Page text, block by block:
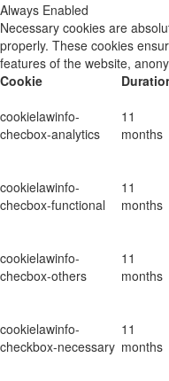
Always Enabled
Necessary cookies are
properly. These cookies
features of the website,
Cookie
cookielawinfo-
checbox-analytics
11
months
cookielawinfo-
checbox-functional
11
months
cookielawinfo-
checbox-others
11
months
cookielawinfo-
checkbox-necessary
11
months